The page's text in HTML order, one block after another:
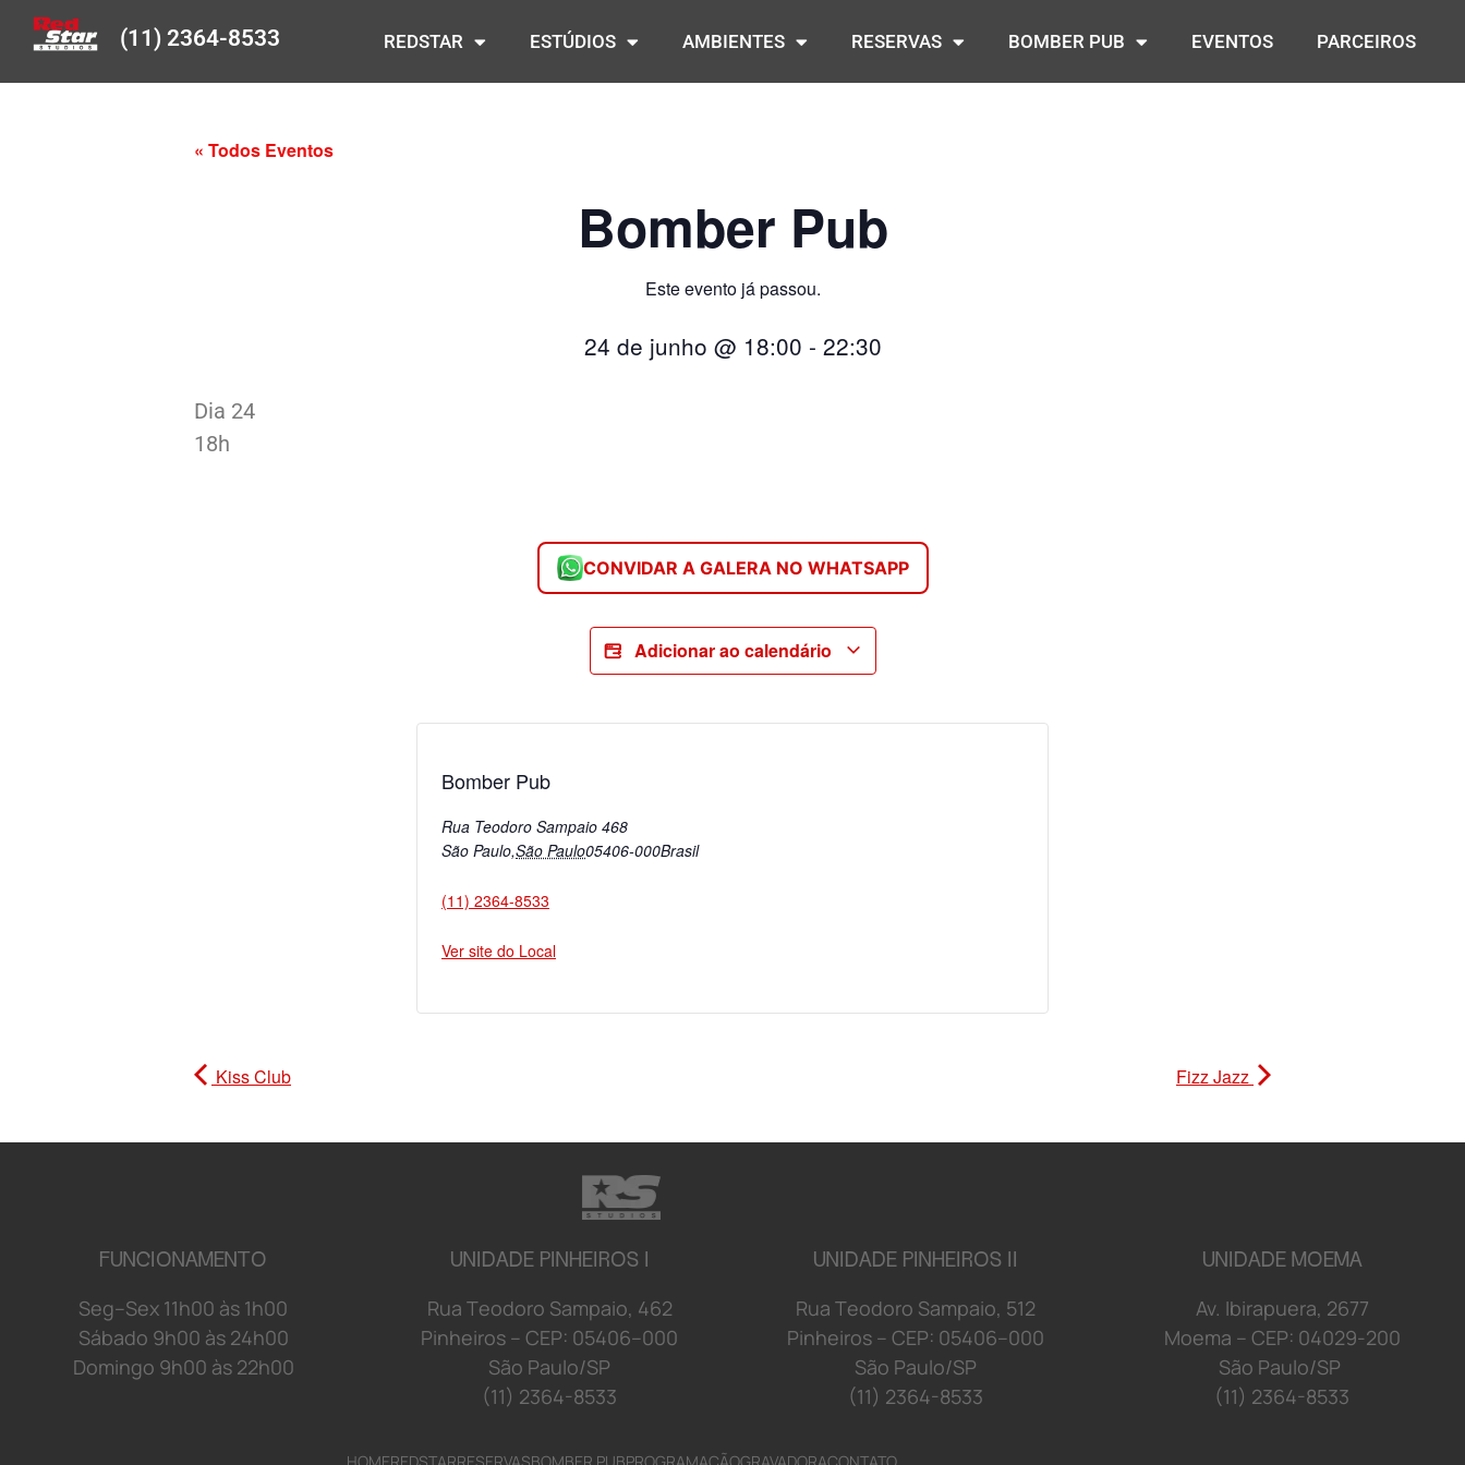
(11) 2364-8533 REDSTAR ESTÚDIOS AMBIENTES RESERVAS BOMBER PUB EVENTOS PARCEIROS
« Todos Eventos
Bomber Pub
Este evento já passou.
24 de junho @ 18:00 - 22:30
Dia 24
18h
CONVIDAR A GALERA NO WHATSAPP
Adicionar ao calendário
Bomber Pub
Rua Teodoro Sampaio 468
São Paulo,São Paulo05406-000Brasil
(11) 2364-8533
Ver site do Local
Kiss Club Fizz Jazz
FUNCIONAMENTO
Seg–Sex 11h00 às 1h00
Sábado 9h00 às 24h00
Domingo 9h00 às 22h00
UNIDADE PINHEIROS I
Rua Teodoro Sampaio, 462
Pinheiros – CEP: 05406–000
São Paulo/SP
(11) 2364-8533
UNIDADE PINHEIROS II
Rua Teodoro Sampaio, 512
Pinheiros – CEP: 05406–000
São Paulo/SP
(11) 2364-8533
UNIDADE MOEMA
Av. Ibirapuera, 2677
Moema – CEP: 04029-200
São Paulo/SP
(11) 2364-8533